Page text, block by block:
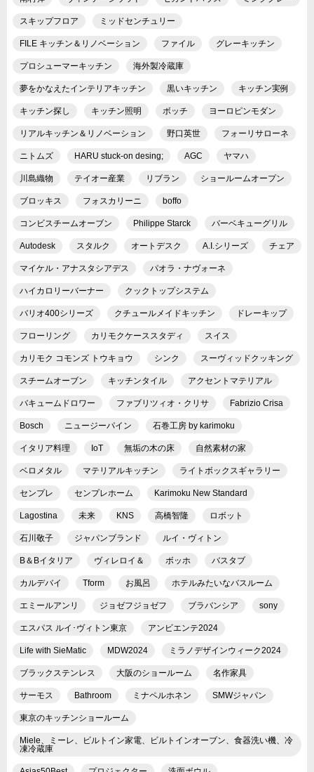
スキップフロア ミッドセンチュリー
FILE キッチン＆リノベーション ファイル グレーキッチン
プロシューマーキッチン 海外製冷蔵庫
夢をかなえたインテリアキッチン 黒いキッチン キッチン実例
キッチン探し キッチン照明 ボッチ ヨーロピンモダン
リアルキッチン＆リノベーション 野口英世 フォーリサローネ
ニトムズ HARU stuck-on desing; AGC ヤマハ
川島織物 テイオー産業 リブラン ショールームオープン
ブロッキス フォスカリーニ boffo
コンビスチームオーブン Philippe Starck バーベキューグリル
Autodesk スタルク オートデスク A.I.シリーズ チェア
マイケル・アナスタシアデス パオラ・ナヴォーネ
ハイカロリーバーナー クックトップシステム
バリオ400シリーズ クチュールメイドキッチン ドレーキップ
フローリング カリモクケーススタディ スイス
カリモク コモンズ トウキョウ シンク スーヴィッドクッキング
スチームオーブン キッチンタイル アクセントマテリアル
バキュームドロワー ファブリツィオ・クリサ Fabrizio Crisa
Bosch ニュージーパイン 石巻工房 by karimoku
イタリア料理 IoT 無垢の木の床 自然素材の家
ベロメタル マテリアルキッチン ライトボックスギャラリー
センプレ センプレホーム Karimoku New Standard
Lagostina 未来 KNS 高橋智隆 ロボット
石川敬子 ジャパンブランド ルイ・ヴィトン
B＆Bイタリア ヴィレロイ＆ ボッホ バスタブ
カルデバイ Tform お風呂 ホテルみたいなバスルーム
エミールアンリ ジョゼフジョゼフ ブラバンシア sony
エスパス ルイ･ヴィトン東京 アンビエンテ2024
Life with SieMatic MDW2024 ミラノデザインウィーク2024
ブラックステンレス 大阪のショールーム 名作家具
サーモス Bathroom ミナペルホネン SMWジャパン
東京のキッチンショールーム
Miele、ミーレ、ビルトイン家電、ビルトインオーブン、食器洗い機、冷
凍冷蔵庫